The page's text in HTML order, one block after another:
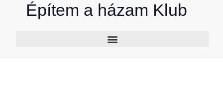
Építem a házam Klub